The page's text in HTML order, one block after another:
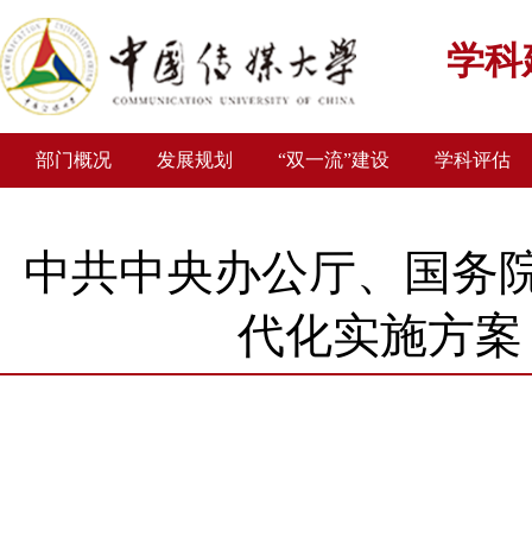
学
部门概况 发展规划 “双一流”建设 学科评估
中共中央办公厅、国务
代化实施方案